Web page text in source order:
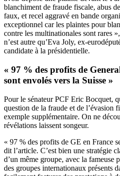
blanchiment de fraude fiscale, abus
faux, et recel aggravé en bande
exceptionnel car les plaintes pour
contre les multinationales sont rares
n’est autre qu’Eva Joly, ex-
candidate à la présidentielle.
« 97 % des profits de
sont envolés vers la Suisse »
Pour le sénateur PCF Eric Bocquet,
question de la fraude et de l’évasion
exemple supplémentaire. On ne
révélations laissent songeur.
« 97 % des profits de GE en France
dit l’article. C’est bien une stratégie
d’un même groupe, avec la fameuse
des groupes internationaux présents